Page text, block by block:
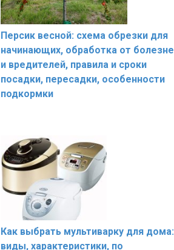
Персик весной: схема обрезки для
начинающих, обработка от
и вредителей, правила и сроки
посадки, пересадки, особенности
подкормки
Как выбрать мультиварку для дома:
виды, характеристики, по